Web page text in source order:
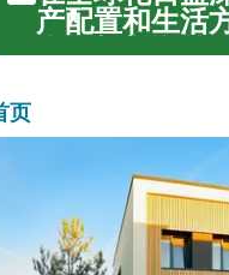
产配置和生活
会、规划海外
页